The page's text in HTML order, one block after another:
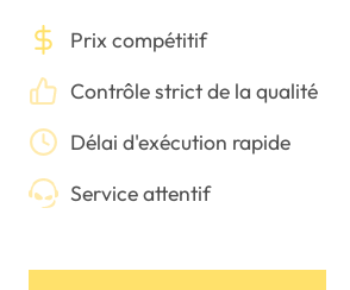
Prix compétitif
Contrôle strict de la qualité
Délai d'exécution rapide
Service attentif